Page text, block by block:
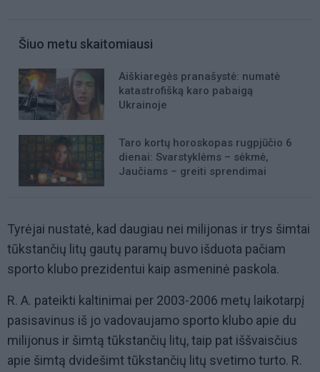
Šiuo metu skaitomiausi
Aiškiaregės pranašystė: numatė
katastrofišką karo pabaigą
Ukrainoje
Taro kortų horoskopas rugpjūčio 6
dienai: Svarstyklėms – sėkmė,
Jaučiams – greiti sprendimai
Tyrėjai nustatė, kad daugiau nei milijonas ir trys šimtai
tūkstančių litų gautų paramų buvo išduota pačiam
sporto klubo prezidentui kaip asmeninė paskola.
R. A. pateikti kaltinimai per 2003-2006 metų laikotarpį
pasisavinus iš jo vadovaujamo sporto klubo apie du
milijonus ir šimtą tūkstančių litų, taip pat iššvaisčius
apie šimtą dvidešimt tūkstančių litų svetimo turto. R.